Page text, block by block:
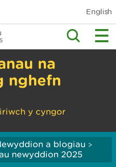
English
na
nghefn
y cyngor
a blogiau >
newyddion 2025